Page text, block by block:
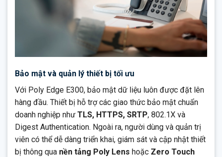
Bảo mật và quản lý thiết bị tối ưu
Với Poly Edge E300, bảo mật dữ liệu luôn được đặt lên
hàng đầu. Thiết bị hỗ trợ các giao thức bảo mật chuẩn
doanh nghiệp như TLS, HTTPS, SRTP, 802.1X và
Digest Authentication. Ngoài ra, người dùng và quản trị
viên có thể dễ dàng triển khai, giám sát và cập nhật thiết
bị thông qua nền tảng Poly Lens hoặc Zero Touch